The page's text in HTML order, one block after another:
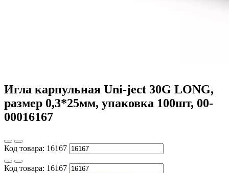
Игла карпульная Uni-ject 30G LONG,
размер 0,3*25мм, упаковка 100шт, 00-
00016167
Код товара: 16167
Код товара: 16167